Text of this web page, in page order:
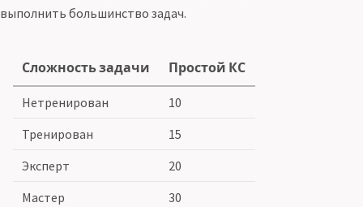
выполнить большинство задач.
Сложность задачи Простой КС
Нетренирован
10
Тренирован
15
Эксперт
20
Мастер
30